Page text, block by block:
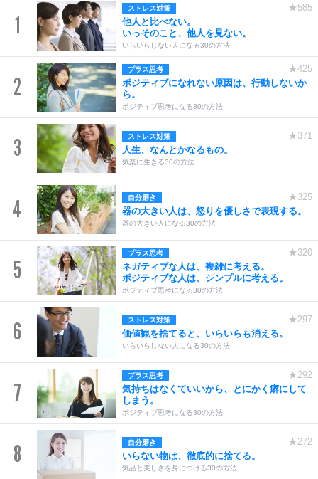
1
ストレス対策
★585
他人と比べない。
いっそのこと、他人を見ない。
いらいらしない人になる30の方法
2
プラス思考
★425
ポジティブになれない原因は、行動しないか
ら。
ポジティブ思考になる30の方法
3 ストレス対策
★371
人生、なんとかなるもの。
気楽に生きる30の方法
4 自分磨き
★325
器の大きい人は、怒りを優しさで表現する。
器の大きい人になる30の方法
5
プラス思考
★320
ネガティブな人は、複雑に考える。
ポジティブな人は、シンプルに考える。
ポジティブ思考になる30の方法
6 ストレス対策
★297
価値観を捨てると、いらいらも消える。
いらいらしない人になる30の方法
7
プラス思考
★292
気持ちはなくていいから、とにかく癖にして
しまう。
ポジティブ思考になる30の方法
8 自分磨き
★272
いらない物は、徹底的に捨てる。
気品と美しさを身につける30の方法